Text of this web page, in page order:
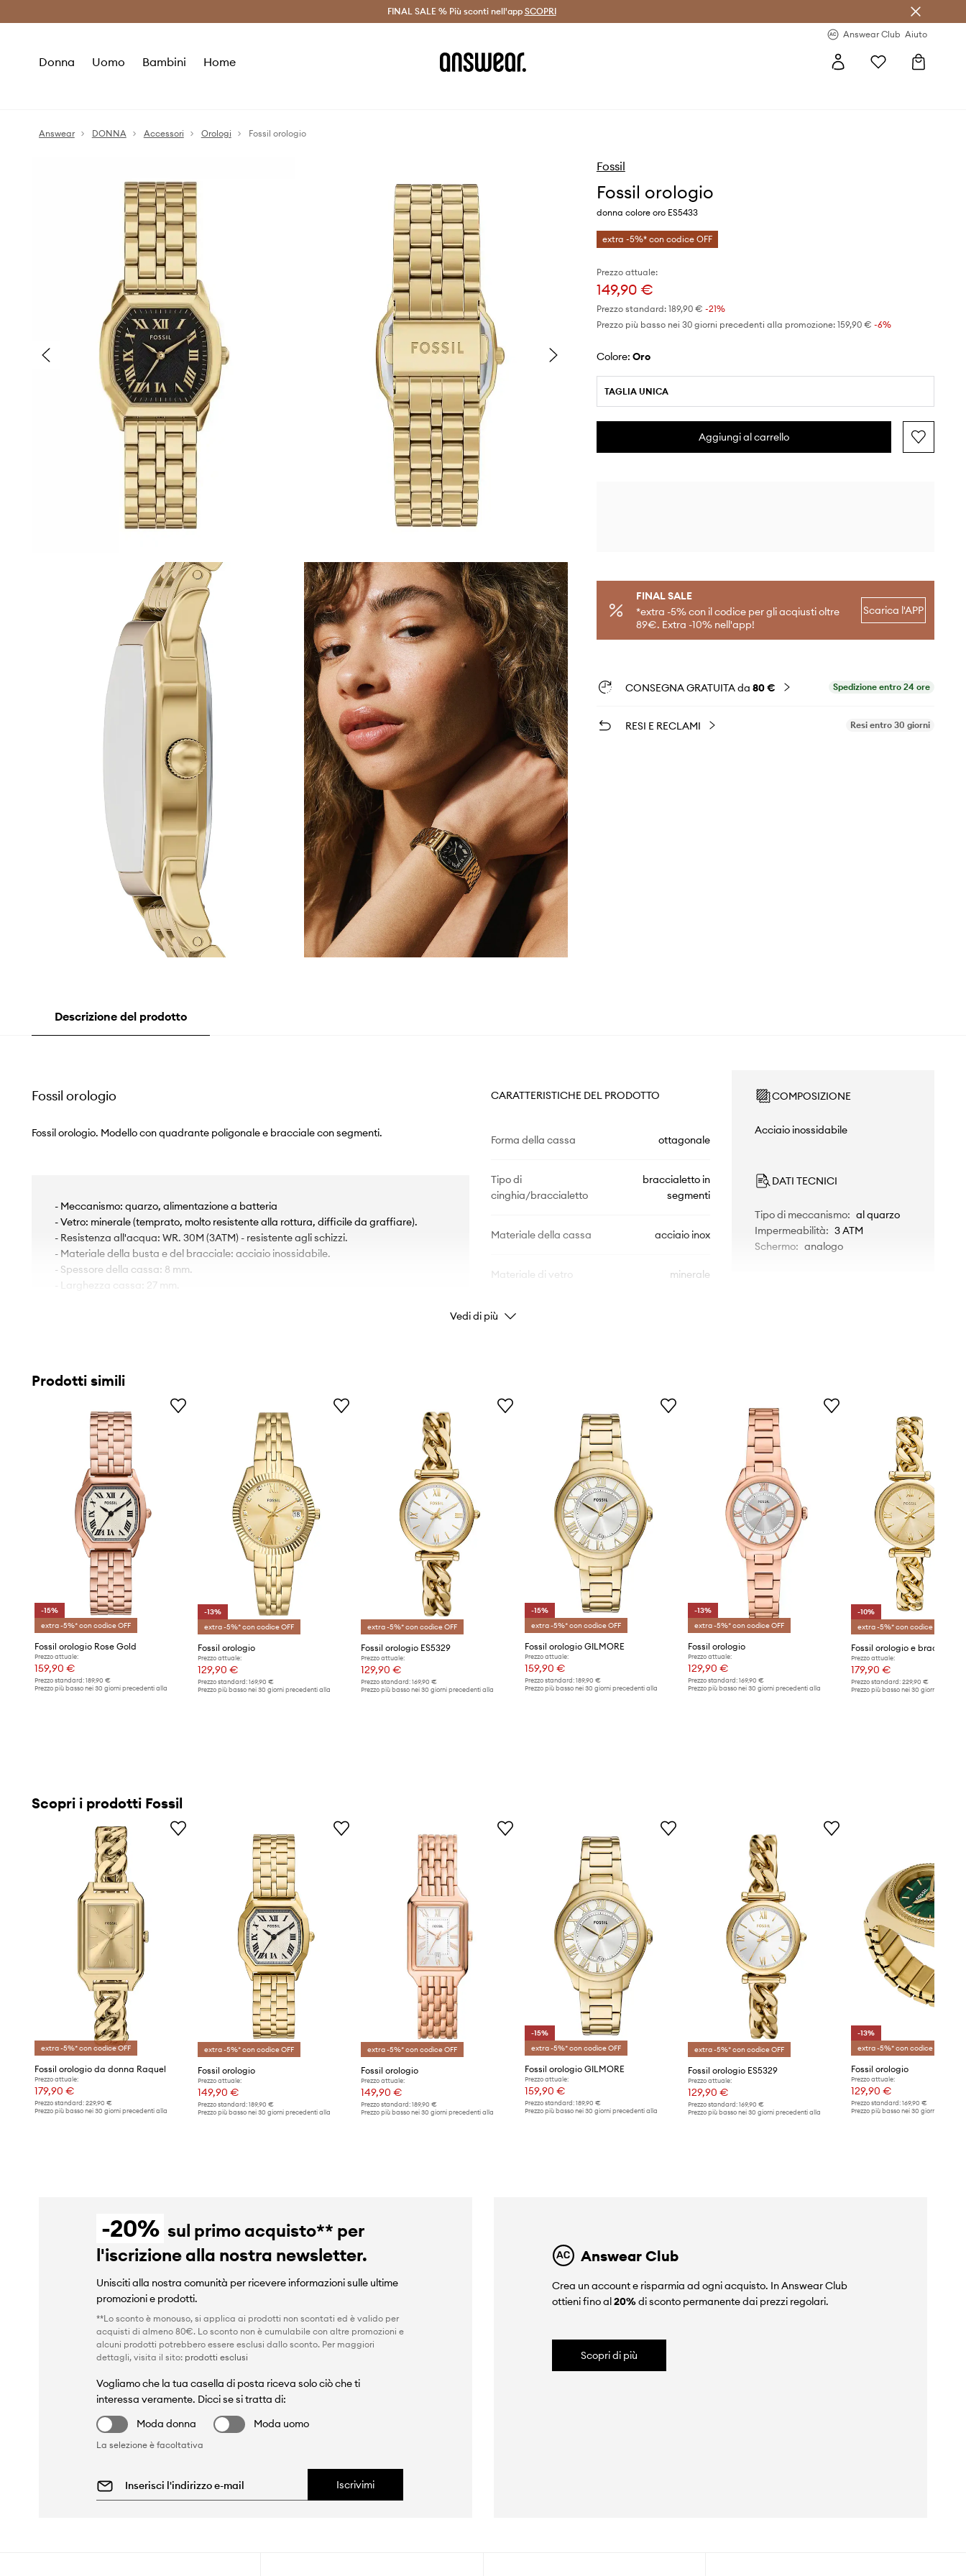
Risparmia con Answear Club > Spedizione entro 24 ore >
FINAL SALE % Più sconti nell'app SCOPRI
Answear Club Aiuto
Donna Uomo Bambini Home
Answear DONNA Accessori Orologi Fossil orologio
Fossil
Fossil orologio
donna colore oro ES5433
extra -5%* con codice OFF
Prezzo attuale:
149,90 €
Prezzo standard: 189,90 € -21%
Prezzo più basso nei 30 giorni precedenti alla promozione: 159,90 € -6%
Colore: oro
TAGLIA UNICA
Aggiungi al carrello
FINAL SALE
*extra -5% con il codice per gli acqiusti oltre
89€. Extra -10% nell'app!
Scarica l'APP
CONSEGNA GRATUITA da 80 € Spedizione entro 24 ore
RESI E RECLAMI Resi entro 30 giorni
Descrizione del prodotto
Fossil orologio
Fossil orologio. Modello con quadrante poligonale e bracciale con segmenti.
- Meccanismo: quarzo, alimentazione a batteria
- Vetro: minerale (temprato, molto resistente alla rottura, difficile da graffiare).
- Resistenza all'acqua: WR. 30M (3ATM) - resistente agli schizzi.
- Materiale della busta e del bracciale: acciaio inossidabile.
- Spessore della cassa: 8 mm.
- Larghezza cassa: 27 mm.
CARATTERISTICHE DEL PRODOTTO
Forma della cassa ottagonale
Tipo di
cinghia/braccialetto
braccialetto in
segmenti
Materiale della cassa acciaio inox
Materiale di vetro minerale
Colore del fabbricante
Marchio/Brand
COMPOSIZIONE
Acciaio inossidabile
DATI TECNICI
Tipo di meccanismo: al quarzo
Impermeabilità: 3 ATM
Schermo: analogo
Vedi di più
Prodotti simili
-15%
extra -5%* con codice OFF
Fossil orologio Rose Gold
Prezzo attuale:
159,90 €
Prezzo standard: 189,90 €
Prezzo più basso nei 30 giorni precedenti alla
-13%
extra -5%* con codice OFF
Fossil orologio
Prezzo attuale:
129,90 €
Prezzo standard:169,90 €
Prezzo più basso nei 30 giorni precedenti alla
extra -5%* con codice OFF
Fossil orologio ES5329
Prezzo attuale:
129,90 €
Prezzo standard: 169,90 €
Prezzo più basso nei 30 giorni precedenti alla
-15%
extra -5%* con codice OFF
Fossil orologio GILMORE
Prezzo attuale:
159,90 €
Prezzo standard: 189,90 €
Prezzo più basso nei 30 giorni precedenti alla
-13%
extra -5%* con codice OFF
Fossil orologio
Prezzo attuale:
129,90 €
Prezzo standard:169,90 €
Prezzo più basso nei 30 giorni precedenti alla
-10%
extra -5%* con codice OFF
Fossil orologio e bracciale
Prezzo attuale:
179,90 €
Prezzo standard: 229,90 €
Prezzo più basso nei 30 giorni
Scopri i prodotti Fossil
extra -5%* con codice OFF
Fossil orologio da donna Raquel
Prezzo attuale:
179,90 €
Prezzo standard: 229,90 €
Prezzo più basso nei 30 giorni precedenti alla
extra -5%* con codice OFF
Fossil orologio
Prezzo attuale:
149,90 €
Prezzo standard:189,90 €
Prezzo più basso nei 30 giorni precedenti alla
extra -5%* con codice OFF
Fossil orologio
Prezzo attuale:
149,90 €
Prezzo standard: 189,90 €
Prezzo più basso nei 30 giorni precedenti alla
-15%
extra -5%* con codice OFF
Fossil orologio GILMORE
Prezzo attuale:
159,90 €
Prezzo standard: 189,90 €
Prezzo più basso nei 30 giorni precedenti alla
extra -5%* con codice OFF
Fossil orologio ES5329
Prezzo attuale:
129,90 €
Prezzo standard:169,90 €
Prezzo più basso nei 30 giorni precedenti alla
-13%
extra -5%* con codice OFF
Fossil orologio
Prezzo attuale:
129,90 €
Prezzo standard: 169,90 €
Prezzo più basso nei 30 giorni
-20% sul primo acquisto** per
l'iscrizione alla nostra newsletter.
Unisciti alla nostra comunità per ricevere informazioni sulle ultime
promozioni e prodotti.
**Lo sconto è monouso, si applica ai prodotti non scontati ed è valido per
acquisti di almeno 80€. Lo sconto non è cumulabile con altre promozioni e
alcuni prodotti potrebbero essere esclusi dallo sconto. Per maggiori
dettagli, visita il sito: prodotti esclusi
Vogliamo che la tua casella di posta riceva solo ciò che ti
interessa veramente. Dicci se si tratta di:
Moda donna
Moda uomo
La selezione è facoltativa
Iscrivimi
Answear Club
Crea un account e risparmia ad ogni acquisto. In Answear Club
ottieni fino al20%di sconto permanente dai prezzi regolari.
Scopri di più